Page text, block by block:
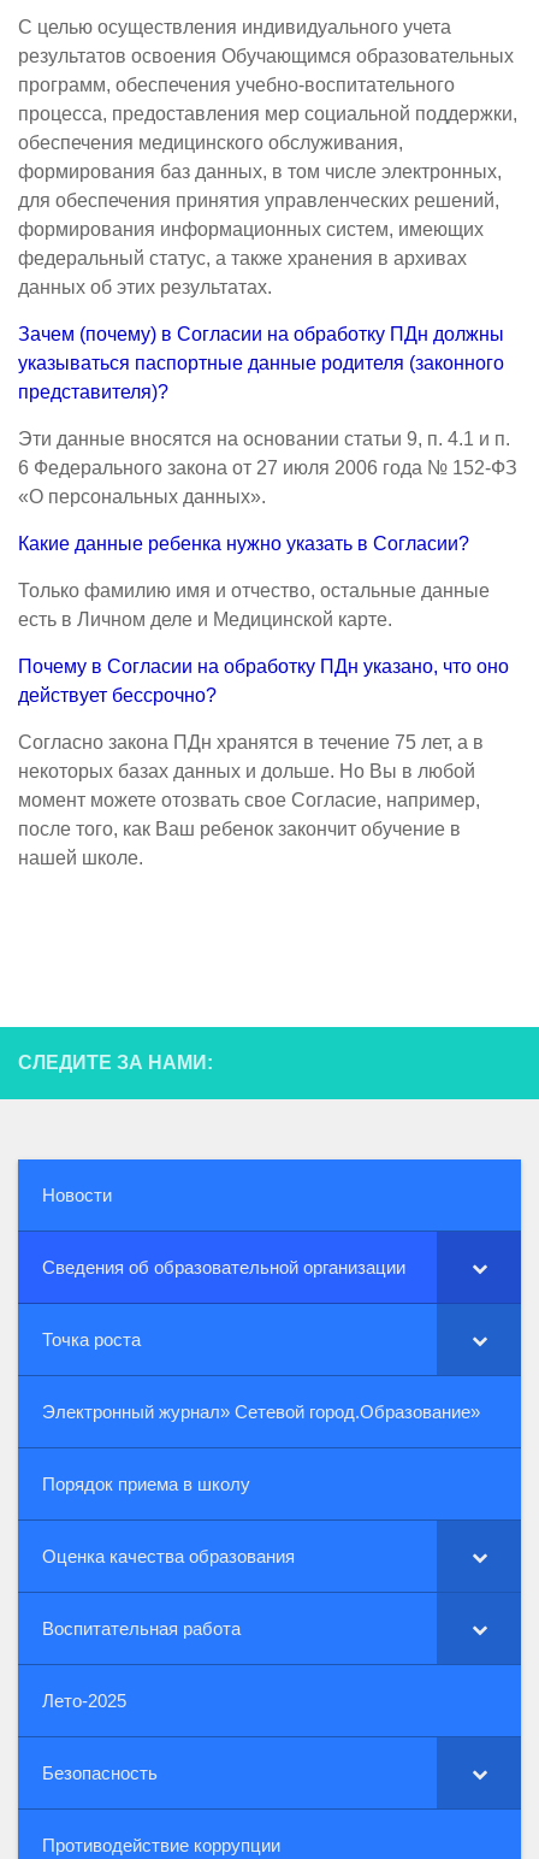
С целью осуществления индивидуального учета
результатов освоения Обучающимся образовательных
программ, обеспечения учебно-воспитательного
процесса, предоставления мер социальной поддержки,
обеспечения медицинского обслуживания,
формирования баз данных, в том числе электронных,
для обеспечения принятия управленческих решений,
формирования информационных систем, имеющих
федеральный статус, а также хранения в архивах
данных об этих результатах.
Зачем (почему) в Согласии на обработку ПДн должны
указываться паспортные данные родителя (законного
представителя)?
Эти данные вносятся на основании статьи 9, п. 4.1 и п.
6 Федерального закона от 27 июля 2006 года № 152-ФЗ
«О персональных данных».
Какие данные ребенка нужно указать в Согласии?
Только фамилию имя и отчество, остальные данные
есть в Личном деле и Медицинской карте.
Почему в Согласии на обработку ПДн указано, что оно
действует бессрочно?
Согласно закона ПДн хранятся в течение 75 лет, а в
некоторых базах данных и дольше. Но Вы в любой
момент можете отозвать свое Согласие, например,
после того, как Ваш ребенок закончит обучение в
нашей школе.
СЛЕДИТЕ ЗА НАМИ:
Новости
Сведения об образовательной организации
Точка роста
Электронный журнал» Сетевой город.Образование»
Порядок приема в школу
Оценка качества образования
Воспитательная работа
Лето-2025
Безопасность
Противодействие коррупции